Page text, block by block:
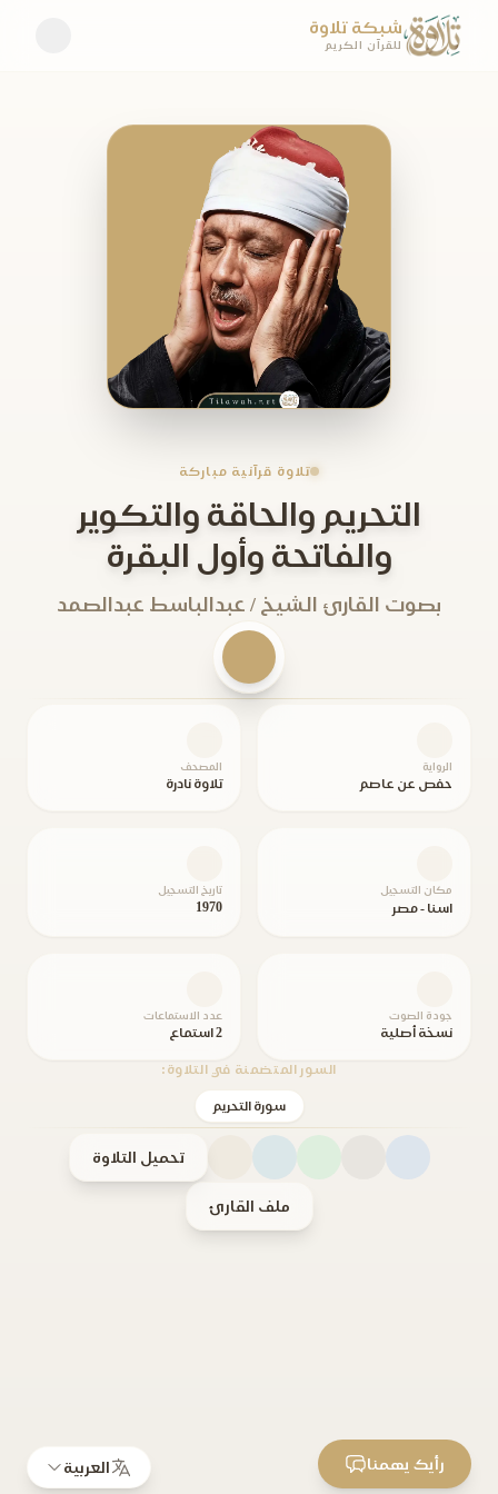
شبكة تلاوة
للقرآن الكريم
تلاوة قرآنية مباركة
التحريم والحاقة والتكوير
والفاتحة وأول البقرة
بصوت القارئ الشيخ / عبدالباسط عبدالصمد
الرواية
حفص عن عاصم
المصحف
تلاوة نادرة
مكان التسجيل
اسنا - مصر
تاريخ التسجيل
1970
جودة الصوت
نسخة أصلية
عدد الاستماعات
2 استماع
السور المتضمنة في التلاوة:
سورة التحريم
تحميل التلاوة
ملف القارئ
العربية رأيك يهمنا